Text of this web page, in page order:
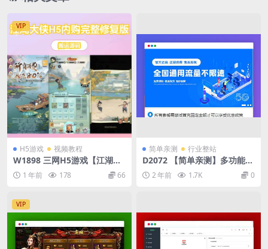
VIP
H5游戏 视频教程
W1898 三网H5游戏【江湖大
侠H5代金券内购完整修复版】
最新整理Ubuntu手工服务端+
GM邮件后台+原生安卓客户端
+详细搭建教程+视频教程
1 年前 178 66
简单亲测 行业整站
D2072 【简单亲测】多功能号
卡推广分销管理系统 流量卡推
广分销网站源码
2 年前 1.7K 0
VIP